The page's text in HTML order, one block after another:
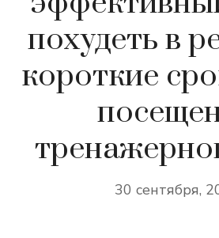
похудеть в
короткие
30 сентября,